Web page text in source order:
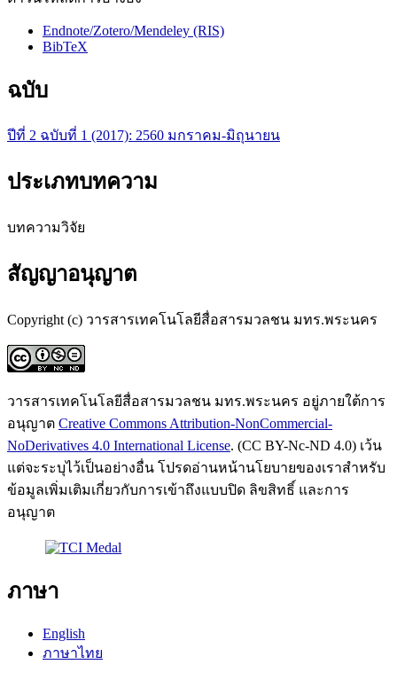
Endnote/Zotero/Mendeley (RIS)
BibTeX
ฉบับ
ปีที่ 2 ฉบับที่ 1 (2017): 2560 มกราคม-มิถุนายน
ประเภทบทความ
บทความวิจัย
สัญญาอนุญาต
Copyright (c) วารสารเทคโนโลยีสื่อสารมวลชน มทร.พระนคร
วารสารเทคโนโลยีสื่อสารมวลชน มทร.พระนคร อยู่ภายใต้การ
อนุญาต Creative Commons Attribution-NonCommercial-
NoDerivatives 4.0 International License. (CC BY-Nc-ND 4.0) เว้น
แต่จะระบุไว้เป็นอย่างอื่น โปรดอ่านหน้านโยบายของเราสำหรับ
ข้อมูลเพิ่มเติมเกี่ยวกับการเข้าถึงแบบปิด ลิขสิทธิ์ และการ
อนุญาต
ภาษา
English
ภาษาไทย